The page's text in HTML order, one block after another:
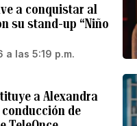
a conquistar al
su stand-up “Niño
las 5:19 p.m.
a Alexandra
de